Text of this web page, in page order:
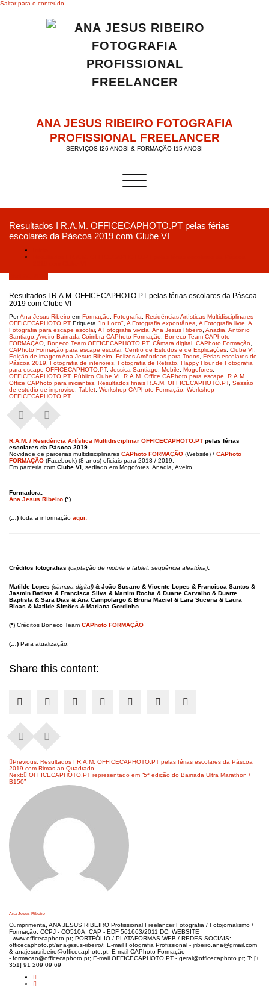
Saltar para o conteúdo
ANA JESUS RIBEIRO FOTOGRAFIA
PROFISSIONAL FREELANCER
SERVIÇOS I26 ANOSI & FORMAÇÃO I15 ANOSI
Alternar a navegação
Resultados I R.A.M. OFFICECAPHOTO.PT pelas férias
escolares da Páscoa 2019 com Clube VI
Resultados I R.A.M. OFFICECAPHOTO.PT pelas férias escolares da Páscoa
2019 com Clube VI
PorAna Jesus Ribeiro em Formação Fotografia
Residências Artísticas Multidisciplinares
OFFICECAPHOTO.PT Etiqueta "In Loco" A Fotografia expontânea A Fotografia livre A
Fotografia para escape escolar, A Fotografia vivida Ana Jesus Ribeiro Anadia António
Santiago Aveiro Bairrada Coimbra CAPhoto Formação Boneco Team CAPhoto
FORMAÇÃO Boneco Team OFFICECAPHOTO.PT, Câmara digital CAPhoto Formação
CAPhoto Formação para escape escolar, Centro de Estudos e de Explicações Clube VI
Edição de imagem Ana Jesus Ribeiro Felizes Amêndoas para Todos Férias escolares de
Páscoa 2019
Fotografia de interiores Fotografia de Retrato Happy Hour de Fotografia
para escape OFFICECAPHOTO.PT, Jessica Santiago Mobile Mogofores
OFFICECAPHOTO.PT, Público Clube VI R.A.M. Office CAPhoto para escape
R.A.M.
Office CAPhoto para iniciantes Resultados finais R.A.M. OFFICECAPHOTO.PT, Sessão
de estúdio de improviso Tablet Workshop CAPhoto Formação Workshop
OFFICECAPHOTO.PT
R.A.M. / Residência Artística Multidisciplinar OFFICECAPHOTO.PT pelas férias
escolares da Páscoa 2019.
Novidade de parcerias multidisciplinares CAPhoto FORMAÇÃO (Website) / CAPhoto
FORMAÇÃO (Facebook) (8 anos) oficiais para 2018 / 2019.
Em parceria com Clube VI , sediado em Mogofores, Anadia, Aveiro.
Formadora:
Ana Jesus Ribeiro (*)
(…) toda a informação aqui:
Créditos fotografias (captação de mobile e tablet; sequência aleatória):
Matilde Lopes (câmara digital) & João Susano & Vicente Lopes & Francisca Santos &
Jasmin Batista & Francisca Silva & Martim Rocha & Duarte Carvalho & Duarte
Baptista & Sara Dias & Ana Campolargo & Bruna Maciel & Lara Sucena & Laura
Bicas & Matilde Simões & Mariana Gordinho.
(*) Créditos Boneco Team CAPhoto FORMAÇÃO
(…) Para atualização.
Share this content:
Navegação
de
artigos
Previous: Resultados I R.A.M. OFFICECAPHOTO.PT pelas férias escolares da Páscoa
2019 com Rimas ao Quadrado
Next:
OFFICECAPHOTO.PT representado em “5ª edição do Bairrada Ultra Marathon /
B150”
Ana Jesus Ribeiro
Cumprimenta, ANA JESUS RIBEIRO Profissional Freelancer Fotografia / Fotojornalismo /
Formação; CCPJ - CO510A; CAP - EDF 561663/2011 DC; WEBSITE
- www.officecaphoto.pt; PORTFÓLIO / PLATAFORMAS WEB / REDES SOCIAIS:
officecaphoto.pt/ana-jesus-ribeiro/; E-mail Fotografia Profissional - jribeiro.ana@gmail.com
& anajesusribeiro@officecaphoto.pt; E-mail CAPhoto Formação
- formacao@officecaphoto.pt; E-mail OFFICECAPHOTO.PT - geral@officecaphoto.pt; T: [+
351] 91 209 09 69